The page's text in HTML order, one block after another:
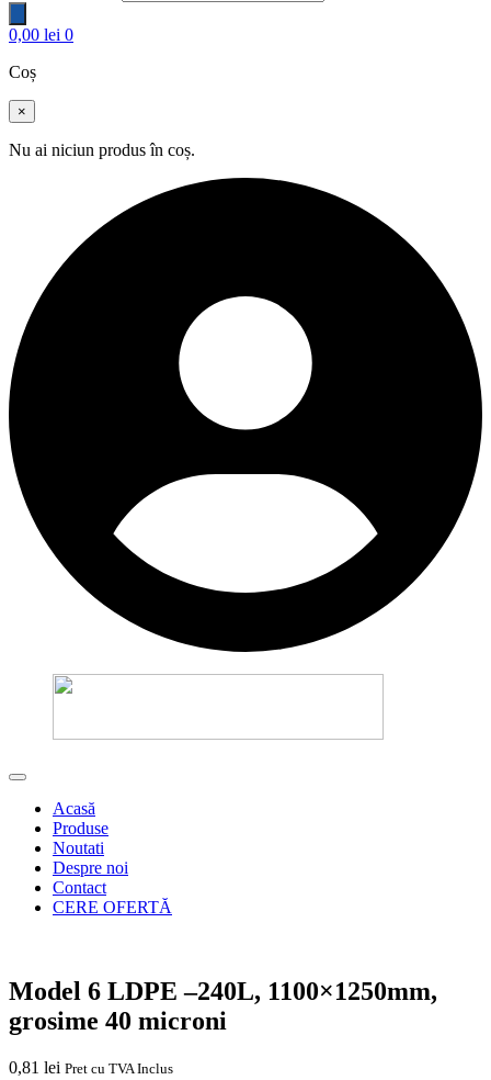
0,00 lei 0
Coș
×
Nu ai niciun produs în coș.
Acasă
Produse
Noutati
Despre noi
Contact
CERE OFERTĂ
Model 6 LDPE –240L, 1100×1250mm,
grosime 40 microni
0,81 lei Pret cu TVA Inclus